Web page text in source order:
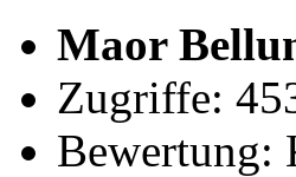
Maor
Zugriffe:
Bewertung: